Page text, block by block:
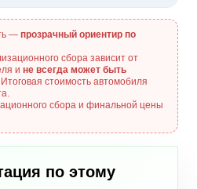
— прозрачный ориентир по
сбора зависит от
и не всегда может быть
Итоговая стоимость автомобиля
сбора и финальной цены
по этому